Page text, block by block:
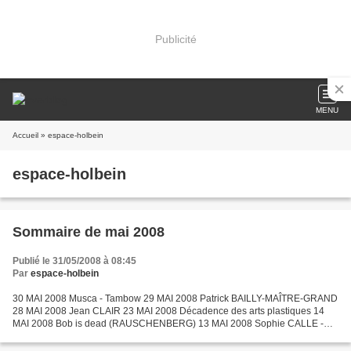
Publicité
MENU
Accueil » espace-holbein
espace-holbein
Sommaire de mai 2008
Publié le 31/05/2008 à 08:45
Par espace-holbein
30 MAI 2008 Musca - Tambow 29 MAI 2008 Patrick BAILLY-MAÎTRE-GRAND
28 MAI 2008 Jean CLAIR 23 MAI 2008 Décadence des arts plastiques 14
MAI 2008 Bob is dead (RAUSCHENBERG) 13 MAI 2008 Sophie CALLE -